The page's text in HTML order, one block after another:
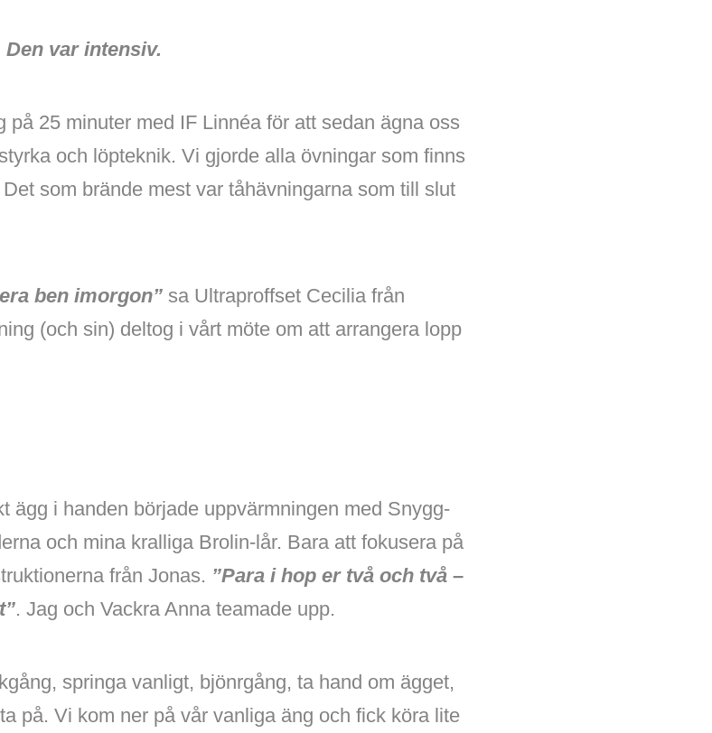
var intensiv.
på 25 minuter med IF Linnéa för att sedan ägna oss
och löpteknik. Vi gjorde alla övningar som finns
som brände mest var tåhävningarna som till slut
ben imorgon” sa Ultraproffset Cecilia från
(och sin) deltog i vårt möte om att arrangera lopp
ägg i handen började uppvärmningen med Snygg-
och mina kralliga Brolin-lår. Bara att fokusera på
från Jonas. ”Para i hop er två och två –
. Jag och Vackra Anna teamade upp.
springa vanligt, bjönrgång, ta hand om ägget,
på. Vi kom ner på vår vanliga äng och fick köra lite